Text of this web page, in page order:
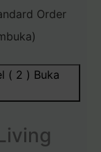
Order
( 2 ) Buka